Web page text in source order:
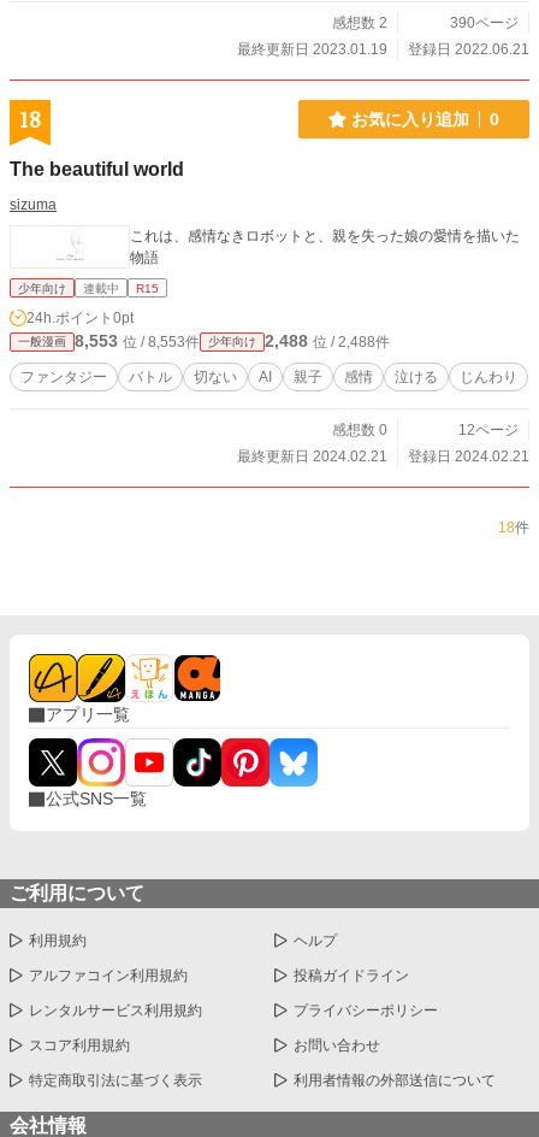
感想数 2
390ページ
最終更新日 2023.01.19
登録日 2022.06.21
18 お気に入り追加 0
The beautiful world
sizuma
これは、感情なきロボットと、親を失った娘の愛情を描いた
物語
少年向け 連載中 R15
24h.ポイント 0pt
一般漫画 8,553 位 / 8,553件 少年向け 2,488 位 / 2,488件
ファンタジー バトル 切ない AI 親子 感情 泣ける じんわり
感想数 0
12ページ
最終更新日 2024.02.21
登録日 2024.02.21
18件
アプリ一覧
公式SNS一覧
ご利用について
利用規約 ヘルプ
アルファコイン利用規約 投稿ガイドライン
レンタルサービス利用規約 プライバシーポリシー
スコア利用規約 お問い合わせ
特定商取引法に基づく表示 利用者情報の外部送信について
会社情報